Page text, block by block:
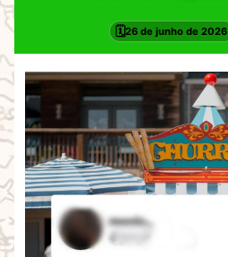
🗓️26 de junho de 2026